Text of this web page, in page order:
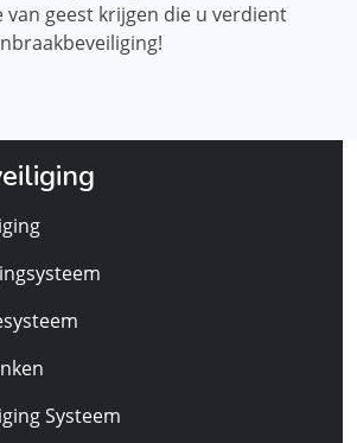
van geest krijgen die u verdient
Systeem